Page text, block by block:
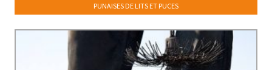
PUNAISES DE LITS ET PUCES